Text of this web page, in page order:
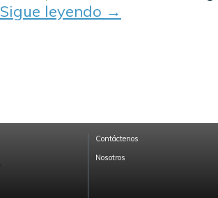
Sigue leyendo →
Contáctenos
Nosotros